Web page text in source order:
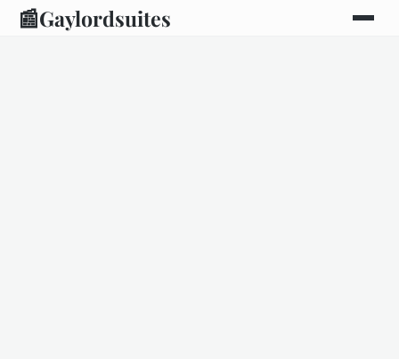
📰Gaylordsuites